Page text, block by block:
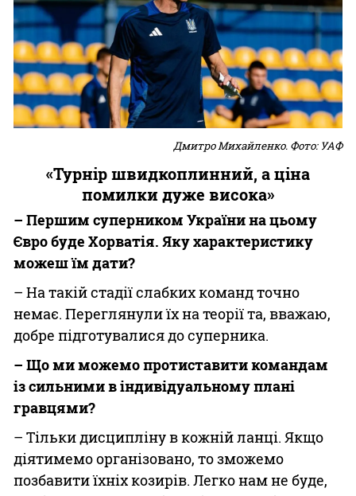
Дмитро Михайленко. Фото: УАФ
«Турнір швидкоплинний, а ціна
помилки дуже висока»
– Першим суперником України на цьому
Євро буде Хорватія. Яку характеристику
можеш їм дати?
– На такій стадії слабких команд точно
немає. Переглянули їх на теорії та, вважаю,
добре підготувалися до суперника.
– Що ми можемо протиставити командам
із сильними в індивідуальному плані
гравцями?
– Тільки дисципліну в кожній ланці. Якщо
діятимемо організовано, то зможемо
позбавити їхніх козирів. Легко нам не буде,